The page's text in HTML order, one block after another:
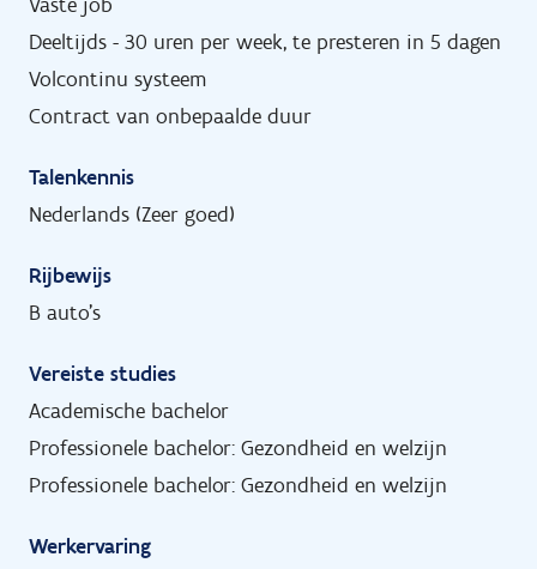
Deeltijds - 30 uren per week, te presteren in 5 dagen
Volcontinu systeem
Contract van onbepaalde duur
Talenkennis
Nederlands (Zeer goed)
Rijbewijs
B auto's
Vereiste studies
Academische bachelor
Professionele bachelor: Gezondheid en welzijn
Professionele bachelor: Gezondheid en welzijn
Werkervaring